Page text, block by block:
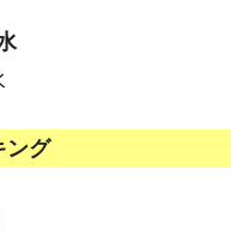
ング